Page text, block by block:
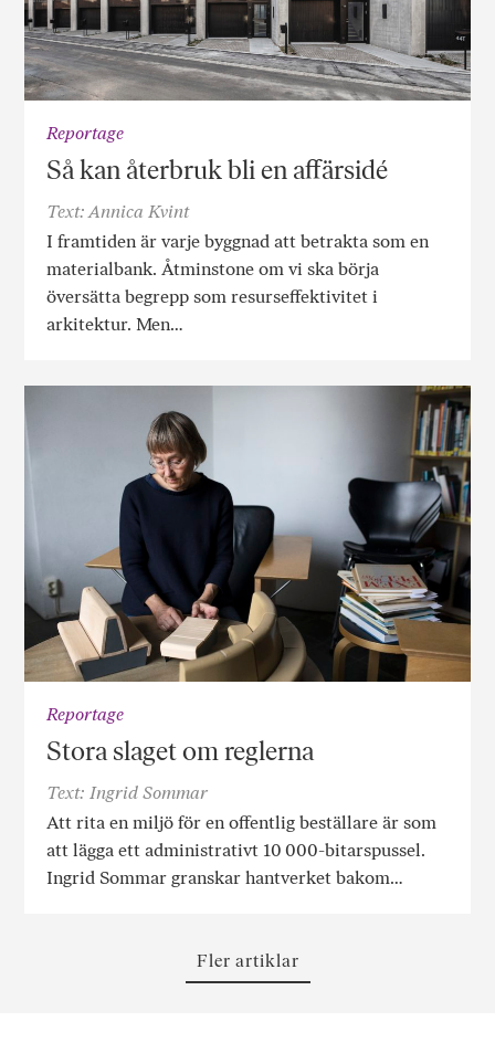
Reportage
Så kan återbruk bli en affärsidé
Text: Annica Kvint
I framtiden är varje byggnad att betrakta som en
materialbank. Åtminstone om vi ska börja
översätta begrepp som resurseffektivitet i
arkitektur. Men…
Reportage
Stora slaget om reglerna
Text: Ingrid Sommar
Att rita en miljö för en offentlig beställare är som
att lägga ett administrativt 10 000-bitarspussel.
Ingrid Sommar granskar hantverket bakom…
Fler artiklar